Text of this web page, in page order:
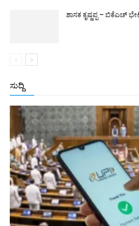
ಶಾಸಕ ಕೃಷ್ಣಪ್ಪ – ಬಿಕೆಎಚ್
ಸುದ್ದಿ